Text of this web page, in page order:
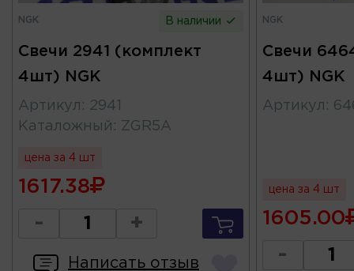
NGK В наличии
Свечи 2941 (комплект
4шт) NGK
Артикул : 2941
Каталожный : ZGR5A
цена за 4 шт
1617.38
- +
Написать отзыв
NGK
Свечи
4шт) NGK
Артикул :
цена за 4 шт
1605.00
-